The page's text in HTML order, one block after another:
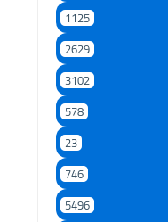
1125
2629
3102
578
23
746
5496